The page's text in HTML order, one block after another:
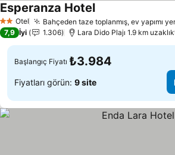
2 Yıldız
Otel Bahçeden taze toplanmış, ev yapımı
Esperanza Hotel
7,9 İyi 1.306 Lara Dido Plajı 1.9 km
Başlangıç Fiyatı ₺3.984
Fiyatları görün: 9 site